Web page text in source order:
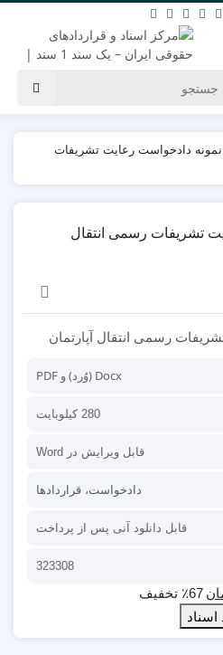
نمونه دادخواست رعایت تشریفات
تشریفات رسمی انتقال
Docx (وُرد) و PDF
280 کیلوبایت
قابل ویرایش در Word
دادخواست، قراردادها
قابل دانلود آنی پس از پرداخت
323308
٪67 تخفیف
اسناد